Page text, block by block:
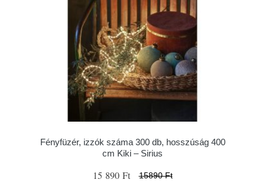
Fényfüzér, izzók száma 300 db, hosszúság 400
cm Kiki – Sirius
15 890 Ft 15890 Ft